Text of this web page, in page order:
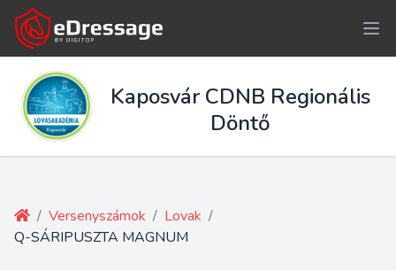
Kaposvár CDNB Regionális
Döntő
/ Versenyszámok / Lovak /
Q-SÁRIPUSZTA MAGNUM